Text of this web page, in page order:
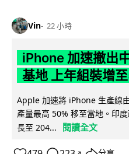
Vin 22 小時
iPhone 加速撤出
基地 上年組裝增
Apple 加速將 iPhone 生產線
產量最高 50% 移至當地。印
長至 204...
閱讀全文